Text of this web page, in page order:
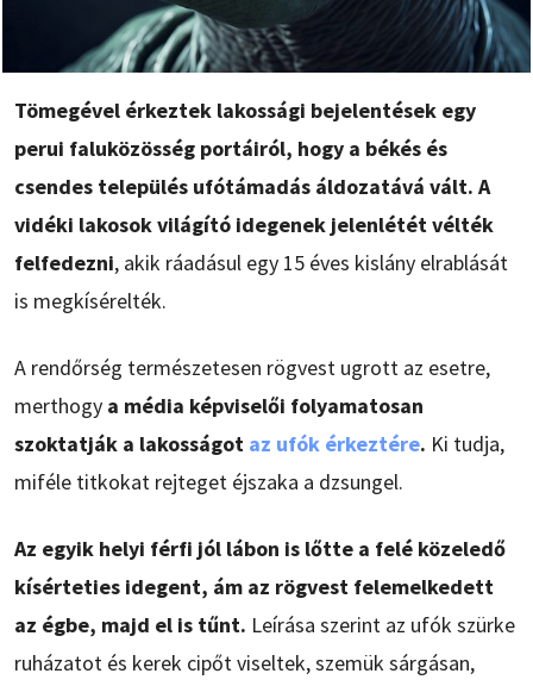
Tömegével érkeztek lakossági bejelentések egy
perui faluközösség portáiról, hogy a békés és
csendes település ufótámadás áldozatává vált. A
vidéki lakosok világító idegenek jelenlétét vélték
felfedezni, akik ráadásul egy 15 éves kislány elrablását
is megkísérelték.
A rendőrség természetesen rögvest ugrott az esetre,
merthogy a média képviselői folyamatosan
szoktatják a lakosságot az ufók érkeztére. Ki tudja,
miféle titkokat rejteget éjszaka a dzsungel.
Az egyik helyi férfi jól lábon is lőtte a felé közeledő
kísérteties idegent, ám az rögvest felemelkedett
az égbe, majd el is tűnt. Leírása szerint az ufók szürke
ruházatot és kerek cipőt viseltek, szemük sárgásan,